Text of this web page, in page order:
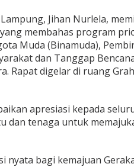
Jihan Nurlela,
membahas program
Muda (Binamuda),
dan Tanggap
Rapat digelar di ruang
apresiasi kepada
dan tenaga untuk
bagi kemajuan